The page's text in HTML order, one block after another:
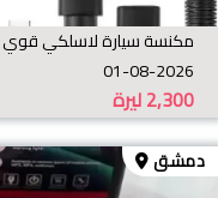
مكنسة سيارة لاسلكي قوي
01-08-2026
ليرة2,300
دمشق